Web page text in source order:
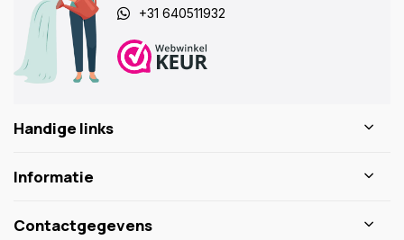
+31 640511932
Handige links
Informatie
Contactgegevens